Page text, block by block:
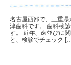
名古屋西部で、三重
津歯科です。 歯科検
す。 近年、歯並びに
と、検診でチェック